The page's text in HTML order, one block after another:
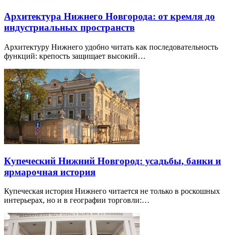
Архитектура Нижнего Новгорода: от кремля до
индустриальных пространств
Архитектуру Нижнего удобно читать как последовательность
функций: крепость защищает высокий…
Купеческий Нижний Новгород: усадьбы, банки и
ярмарочная история
Купеческая история Нижнего читается не только в роскошных
интерьерах, но и в географии торговли:…